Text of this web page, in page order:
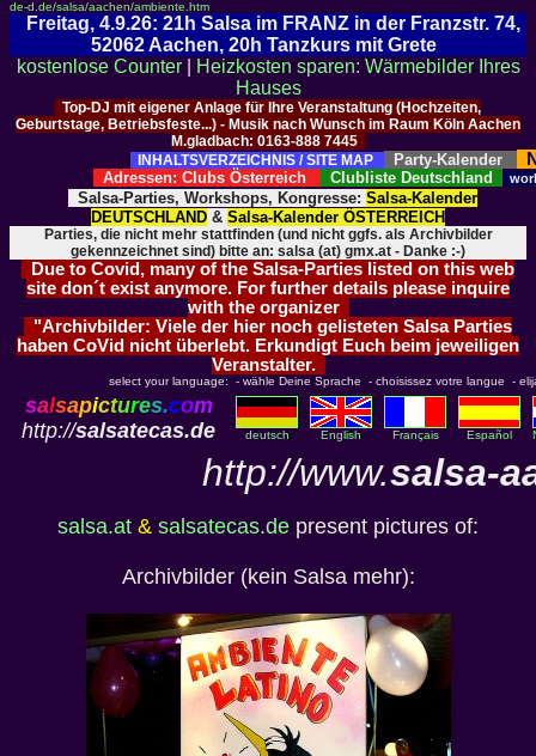
de-d.de/salsa/aachen/ambiente.htm
Freitag, 4.9.26: 21h Salsa im FRANZ in der Franzstr. 74,
52062 Aachen, 20h Tanzkurs mit Grete
kostenlose Counter|
Heizkosten sparen: Wärmebilder Ihres
Hauses
Top-DJ mit eigener Anlage für Ihre Veranstaltung (Hochzeiten,
Geburtstage, Betriebsfeste...) - Musik nach Wunsch im Raum Köln Aachen
M.gladbach: 0163-888 7445
INHALTSVERZEICHNIS / SITE MAP
Party-Kalender
Adressen: Clubs Österreich Clubliste Deutschland
Salsa-Parties, Workshops, Kongresse: Salsa-Kalender
DEUTSCHLAND & Salsa-Kalender ÖSTERREICH
Parties, die nicht mehr stattfinden (und nicht ggfs. als Archivbilder
gekennzeichnet sind) bitte an: salsa (at) gmx.at - Danke :-)
Due to Covid, many of the Salsa-Parties listed on this web
site don´t exist anymore. For further details please inquire
with the organizer
"Archivbilder: Viele der hier noch gelisteten Salsa Parties
haben CoVid nicht überlebt. Erkundigt Euch beim jeweiligen
Veranstalter.
select your language: - wähle Deine Sprache - choisissez votre langue -
salsapictures.com
http://salsatecas.de deutsch English Français Español
http://www.salsa-
salsa.at & salsatecas.de present pictures of:
Archivbilder (kein Salsa mehr):